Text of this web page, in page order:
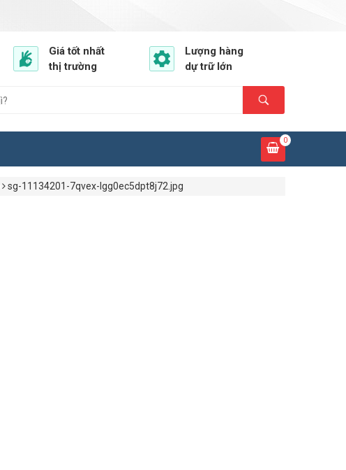
Giá tốt nhất
thị trường
Lượng hàng
dự trữ lớn
0
sg-11134201-7qvex-lgg0ec5dpt8j72.jpg